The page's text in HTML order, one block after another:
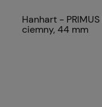
Hanhart -
ciemny, 44 mm